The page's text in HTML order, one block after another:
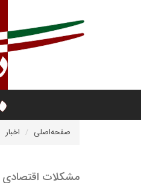
صفحه‌اصلی اخبار
مشکلات اقتصادی